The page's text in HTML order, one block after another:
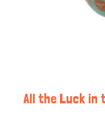
All the Luck in